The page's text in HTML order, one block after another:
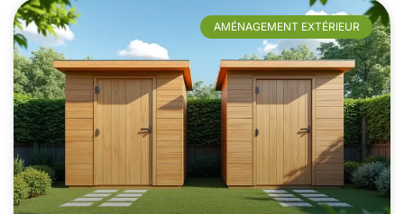
AMÉNAGEMENT EXTÉRIEUR